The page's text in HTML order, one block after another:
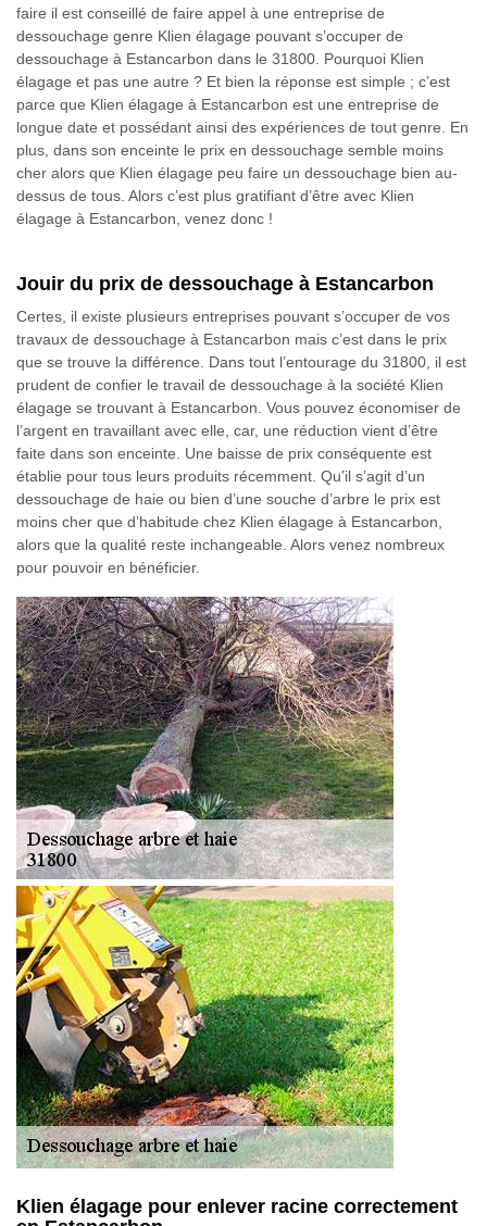
faire il est conseillé de faire appel à une entreprise de
dessouchage genre Klien élagage pouvant s’occuper de
dessouchage à Estancarbon dans le 31800. Pourquoi Klien
élagage et pas une autre ? Et bien la réponse est simple ; c’est
parce que Klien élagage à Estancarbon est une entreprise de
longue date et possédant ainsi des expériences de tout genre. En
plus, dans son enceinte le prix en dessouchage semble moins
cher alors que Klien élagage peu faire un dessouchage bien au-
dessus de tous. Alors c’est plus gratifiant d’être avec Klien
élagage à Estancarbon, venez donc !
Jouir du prix de dessouchage à Estancarbon
Certes, il existe plusieurs entreprises pouvant s’occuper de vos
travaux de dessouchage à Estancarbon mais c’est dans le prix
que se trouve la différence. Dans tout l’entourage du 31800, il est
prudent de confier le travail de dessouchage à la société Klien
élagage se trouvant à Estancarbon. Vous pouvez économiser de
l’argent en travaillant avec elle, car, une réduction vient d’être
faite dans son enceinte. Une baisse de prix conséquente est
établie pour tous leurs produits récemment. Qu’il s’agit d’un
dessouchage de haie ou bien d’une souche d’arbre le prix est
moins cher que d’habitude chez Klien élagage à Estancarbon,
alors que la qualité reste inchangeable. Alors venez nombreux
pour pouvoir en bénéficier.
Klien élagage pour enlever racine correctement